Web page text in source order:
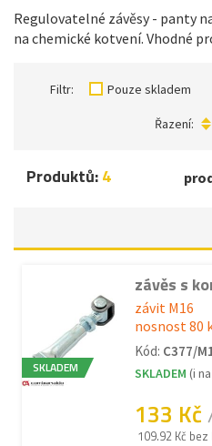
Regulovatelné závěsy - panty
na chemické kotvení. Vhodné
Filtr: Pouze skladem
Řazení:
Produktů:4
SKLADEM
závěs s
závit M16
nosnost 80
Kód: C377/
SKLADEM (i
133 Kč
109.92 Kč bez